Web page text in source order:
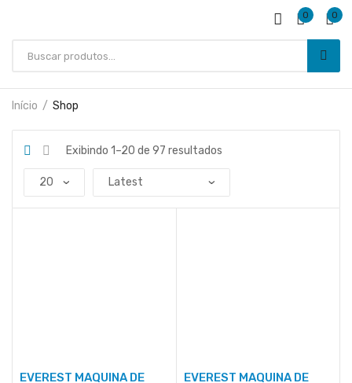
0 0
Início Shop
Exibindo 1–20 de 97 resultados
EVEREST MAQUINA DE
EVEREST MAQUINA DE